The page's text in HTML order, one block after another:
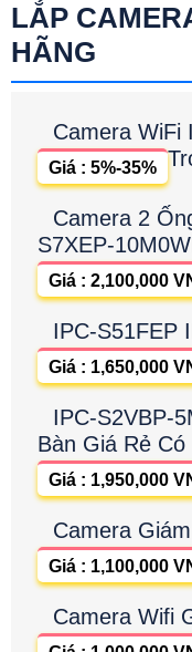
LẮP
HÃNG
Camera WiFi
Giá : 5%-35%
Camera 2
S7XEP-
Giá : 2,100,000
IPC-S51FEP
Giá : 1,650,000
IPC-S2VBP-
Bàn Giá Rẻ
Giá : 1,950,000
Camera
Giá : 1,100,000
Camera Wifi